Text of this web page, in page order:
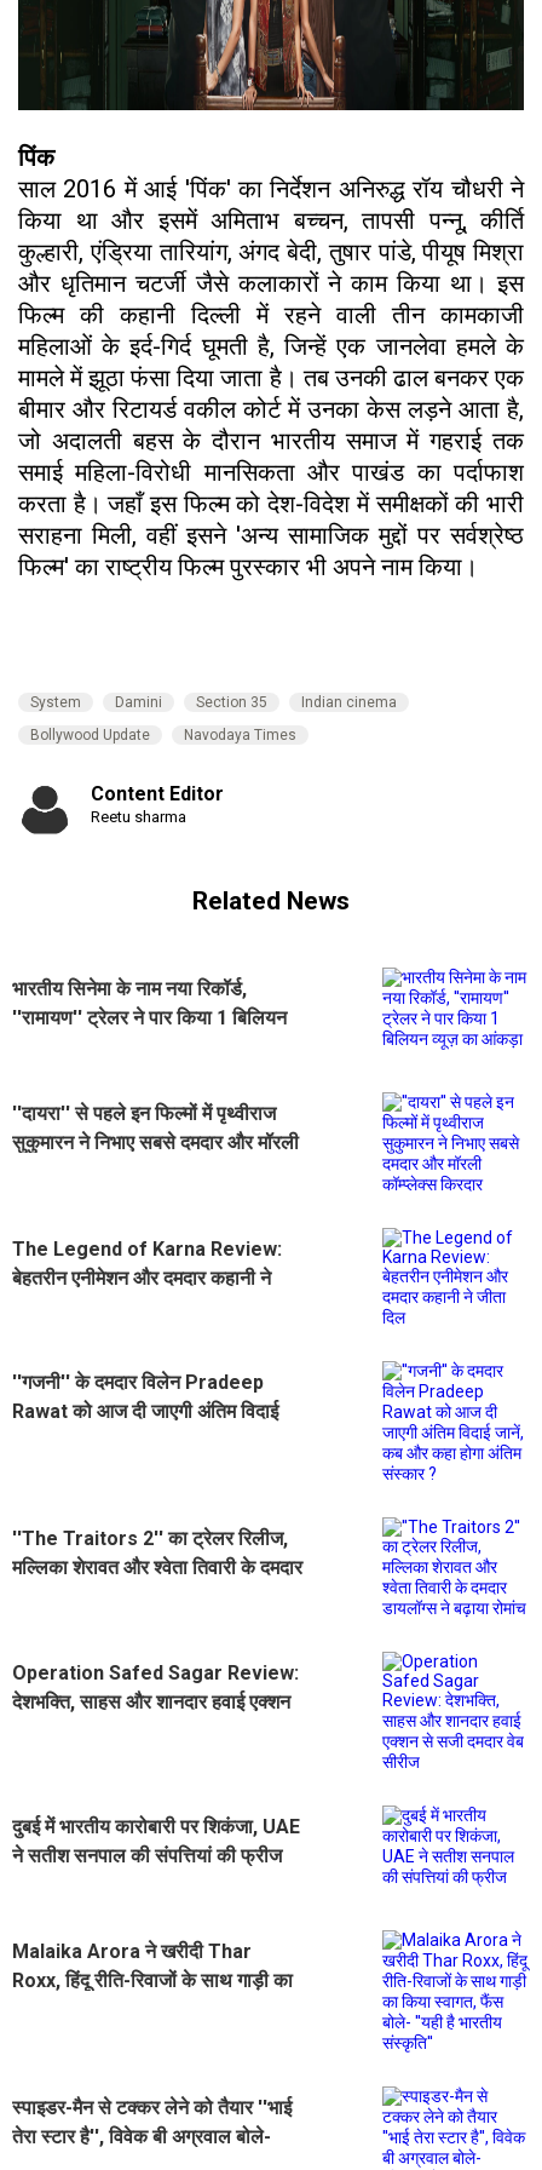
​पिंक
​साल 2016 में आई 'पिंक' का निर्देशन अनिरुद्ध रॉय चौधरी ने
किया था और इसमें अमिताभ बच्चन, तापसी पन्नू, कीर्ति
कुल्हारी, एंड्रिया तारियांग, अंगद बेदी, तुषार पांडे, पीयूष मिश्रा
और धृतिमान चटर्जी जैसे कलाकारों ने काम किया था। इस
फिल्म की कहानी दिल्ली में रहने वाली तीन कामकाजी
महिलाओं के इर्द-गिर्द घूमती है, जिन्हें एक जानलेवा हमले के
मामले में झूठा फंसा दिया जाता है। तब उनकी ढाल बनकर एक
बीमार और रिटायर्ड वकील कोर्ट में उनका केस लड़ने आता है,
जो अदालती बहस के दौरान भारतीय समाज में गहराई तक
समाई महिला-विरोधी मानसिकता और पाखंड का पर्दाफाश
करता है। जहाँ इस फिल्म को देश-विदेश में समीक्षकों की भारी
सराहना मिली, वहीं इसने 'अन्य सामाजिक मुद्दों पर सर्वश्रेष्ठ
फिल्म' का राष्ट्रीय फिल्म पुरस्कार भी अपने नाम किया।
System Damini Section 35
Indian cinema
Bollywood Update
Navodaya Times
Content Editor
Reetu sharma
Related News
भारतीय सिनेमा के नाम नया रिकॉर्ड,
''रामायण'' ट्रेलर ने पार किया 1 बिलियन
''दायरा'' से पहले इन फिल्मों में पृथ्वीराज
सुकुमारन ने निभाए सबसे दमदार और मॉरली
The Legend of Karna Review:
बेहतरीन एनीमेशन और दमदार कहानी ने
''गजनी'' के दमदार विलेन Pradeep
Rawat को आज दी जाएगी अंतिम विदाई
''The Traitors 2'' का ट्रेलर रिलीज,
मल्लिका शेरावत और श्वेता तिवारी के दमदार
Operation Safed Sagar Review:
देशभक्ति, साहस और शानदार हवाई एक्शन
दुबई में भारतीय कारोबारी पर शिकंजा, UAE
ने सतीश सनपाल की संपत्तियां की फ्रीज
Malaika Arora ने खरीदी Thar
Roxx, हिंदू रीति-रिवाजों के साथ गाड़ी का
स्पाइडर-मैन से टक्कर लेने को तैयार ''भाई
तेरा स्टार है'', विवेक बी अग्रवाल बोले-